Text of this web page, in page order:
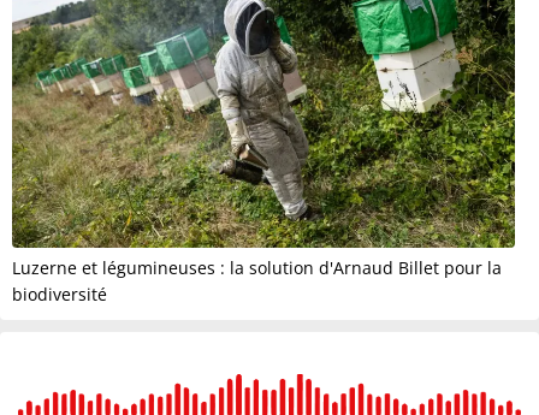
Luzerne et légumineuses : la solution d'Arnaud Billet pour la
biodiversité